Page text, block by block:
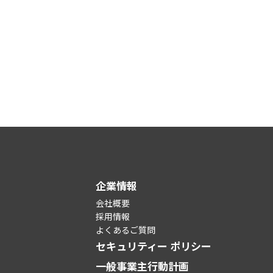
企業情報
会社概要
採用情報
よくあるご質問
セキュリティー ポリシー
一般事業主行動計画